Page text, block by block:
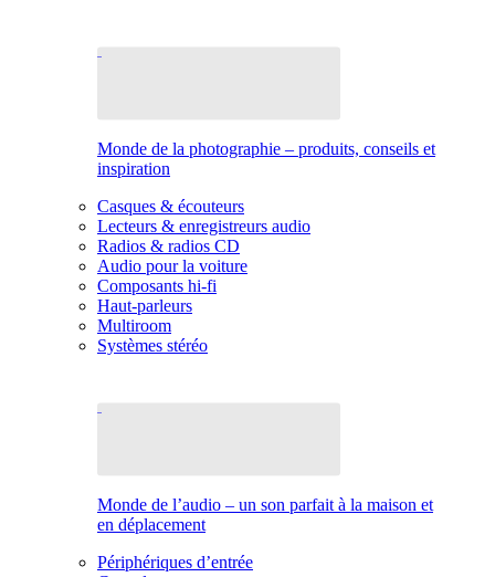
Monde de la photographie – produits, conseils et
inspiration
Casques & écouteurs
Lecteurs & enregistreurs audio
Radios & radios CD
Audio pour la voiture
Composants hi-fi
Haut-parleurs
Multiroom
Systèmes stéréo
Monde de l’audio – un son parfait à la maison et
en déplacement
Périphériques d’entrée